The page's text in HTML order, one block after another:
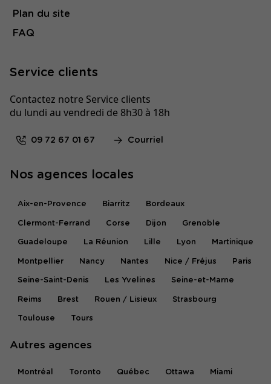
Plan du site
FAQ
Service clients
Contactez notre Service clients
du lundi au vendredi de 8h30 à 18h
09 72 67 01 67 Courriel
Nos agences locales
Aix-en-Provence Biarritz Bordeaux
Clermont-Ferrand Corse Dijon Grenoble
Guadeloupe La Réunion Lille Lyon Martinique
Montpellier Nancy Nantes Nice / Fréjus Paris
Seine-Saint-Denis Les Yvelines Seine-et-Marne
Reims Brest Rouen / Lisieux Strasbourg
Toulouse Tours
Autres agences
Montréal Toronto Québec Ottawa Miami